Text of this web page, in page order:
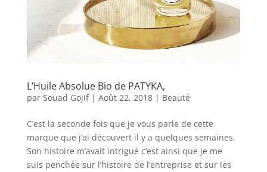
L’Huile Absolue Bio de PATYKA,
par Souad Gojif| Août 22, 2018| Beauté
C’est la seconde fois que je vous parle de cette
marque que j’ai découvert il y a quelques semaines.
Son histoire m’avait intrigué c’est ainsi que je me
suis penchée sur l’histoire de l’entreprise et sur les